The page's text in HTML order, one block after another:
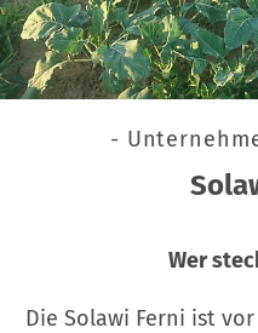
-
Wer
Die Solawi Ferni ist